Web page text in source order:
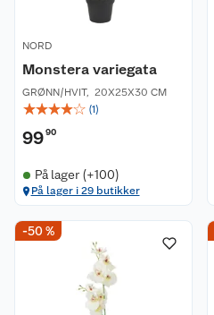
NORD
Monstera variegata
GRØNN/HVIT, 20X25X30 CM
☆☆☆☆☆ (1)
9990
På lager (+100)
På lager i 29 butikker
-50 %